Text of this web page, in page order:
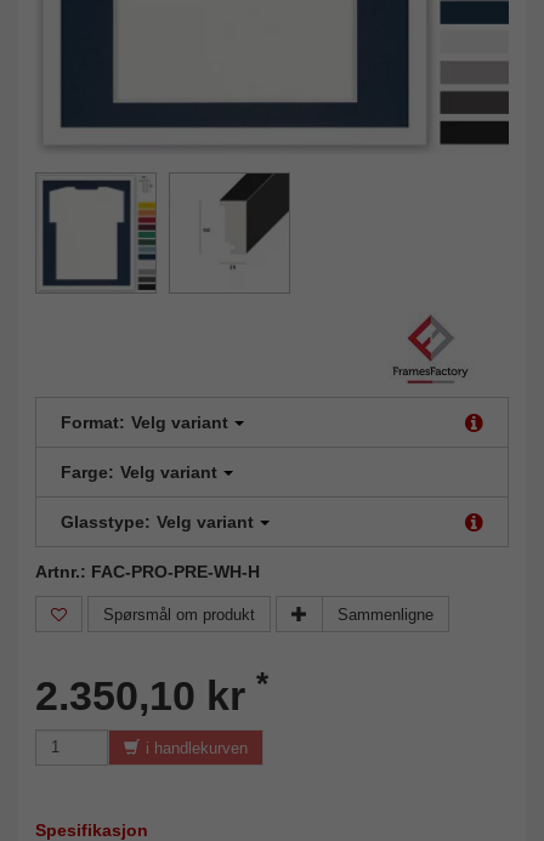
Format: Velg variant
Farge: Velg variant
Glasstype: Velg variant
Artnr.: FAC-PRO-PRE-WH-H
Spørsmål om produkt Sammenligne
2.350,10 kr *
i handlekurven
Spesifikasjon